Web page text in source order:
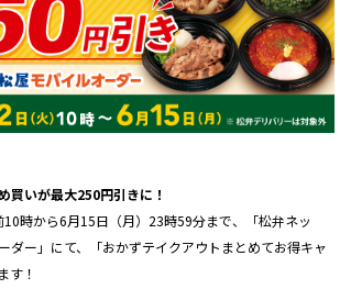
買いが最大250円引きに！
時から6月15日（月）23時59分まで、「松弁ネッ
ダー」にて、「おかずテイクアウトまとめてお得キャ
す！